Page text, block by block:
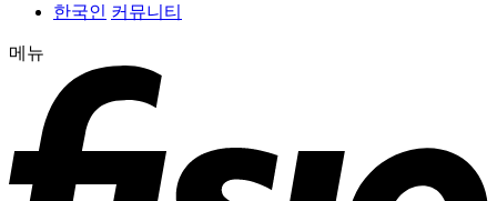
한국인 커뮤니티
메뉴